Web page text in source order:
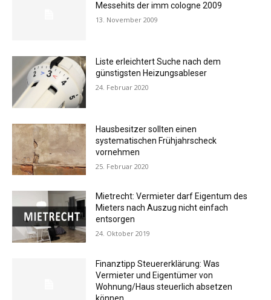
Messehits der imm cologne 2009
13. November 2009
Liste erleichtert Suche nach dem
günstigsten Heizungsableser
24. Februar 2020
Hausbesitzer sollten einen
systematischen Frühjahrscheck
vornehmen
25. Februar 2020
Mietrecht: Vermieter darf Eigentum des
Mieters nach Auszug nicht einfach
entsorgen
24. Oktober 2019
Finanztipp Steuererklärung: Was
Vermieter und Eigentümer von
Wohnung/Haus steuerlich absetzen